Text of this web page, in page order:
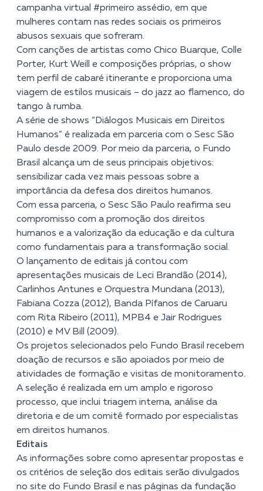
campanha virtual #primeiro assédio, em que
mulheres contam nas redes sociais os primeiros
abusos sexuais que sofreram.
Com canções de artistas como Chico Buarque, Colle
Porter, Kurt Weill e composições próprias, o show
tem perfil de cabaré itinerante e proporciona uma
viagem de estilos musicais – do jazz ao flamenco, do
tango à rumba.
A série de shows “Diálogos Musicais em Direitos
Humanos” é realizada em parceria com o Sesc São
Paulo desde 2009. Por meio da parceria, o Fundo
Brasil alcança um de seus principais objetivos:
sensibilizar cada vez mais pessoas sobre a
importância da defesa dos direitos humanos.
Com essa parceria, o Sesc São Paulo reafirma seu
compromisso com a promoção dos direitos
humanos e a valorização da educação e da cultura
como fundamentais para a transformação social.
O lançamento de editais já contou com
apresentações musicais de Leci Brandão (2014),
Carlinhos Antunes e Orquestra Mundana (2013),
Fabiana Cozza (2012), Banda Pífanos de Caruaru
com Rita Ribeiro (2011), MPB4 e Jair Rodrigues
(2010) e MV Bill (2009).
Os projetos selecionados pelo Fundo Brasil recebem
doação de recursos e são apoiados por meio de
atividades de formação e visitas de monitoramento.
A seleção é realizada em um amplo e rigoroso
processo, que inclui triagem interna, análise da
diretoria e de um comitê formado por especialistas
em direitos humanos.
Editais
As informações sobre como apresentar propostas e
os critérios de seleção dos editais serão divulgados
no site do Fundo Brasil e nas páginas da fundação